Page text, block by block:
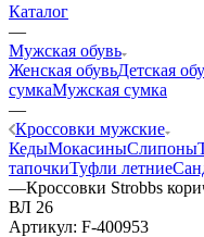
Каталог
—
Мужская обувь
Женская обувьДетская
сумкаМужская сумка
—
Кроссовки мужские
КедыМокасиныСлипоны
тапочкиТуфли летние
—Кроссовки Strobbs
ВЛ 26
Артикул: F-400953